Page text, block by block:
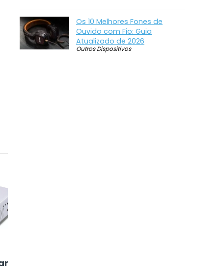
Os 10 Melhores Fones de
Ouvido com Fio: Guia
Atualizado de 2026
Outros Dispositivos